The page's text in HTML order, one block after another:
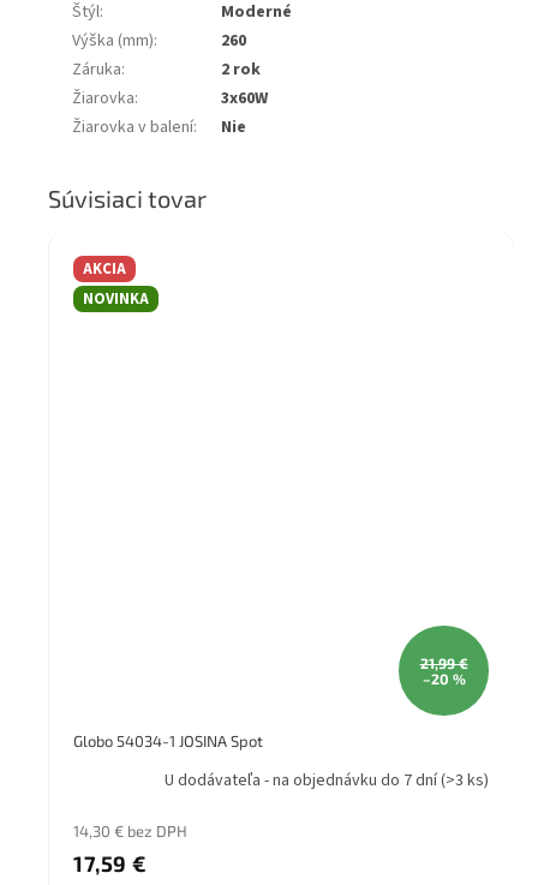
Štýl:
Moderné
Výška (mm):
260
Záruka:
2 rok
Žiarovka:
3x60W
Žiarovka v balení: Nie
Súvisiaci tovar
AKCIA
NOVINKA
21,99 €
–20 %
Globo 54034-1 JOSINA Spot
U dodávateľa - na objednávku do 7 dní(>3 ks)
14,30 € bez DPH
17,59 €